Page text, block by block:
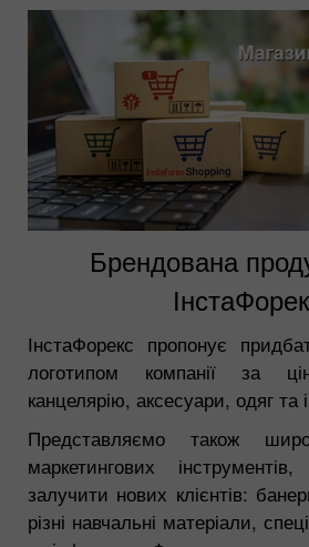
Брендована
ІнстаФорекс пропонує
логотипом компанії за
канцелярію, аксесуари, одяг та
Представляємо також
маркетингових
залучити нових клієнтів:
різні навчальні матеріали,